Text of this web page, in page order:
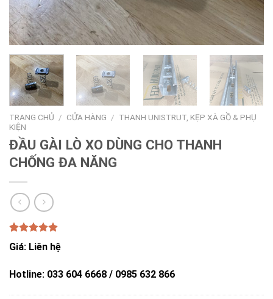
TRANG CHỦ / CỬA HÀNG / THANH UNISTRUT, KẸP XÀ GỒ & PHỤ
KIỆN
ĐẦU GÀI LÒ XO DÙNG CHO THANH
CHỐNG ĐA NĂNG
5.00
trên 5
dựa trên
1
Giá: Liên hệ
Hotline: 033 604 6668 / 0985 632 866